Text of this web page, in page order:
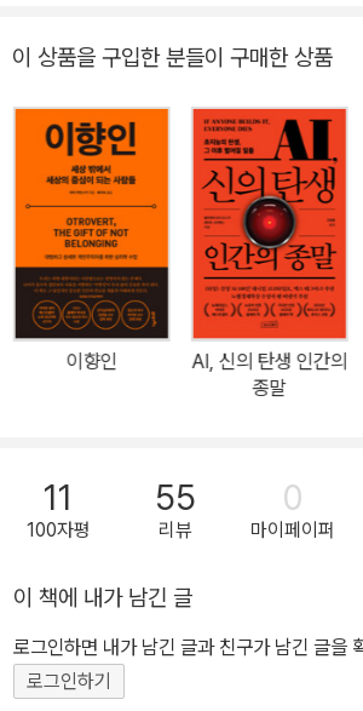
기가 일상의 모든 마찰을 제거해 주는 ‘완벽한
지만, 왜 세상은 점점 더 시끄럽고, 복잡하고, 혼란스
적 베스트셀러《경제학 콘서트》를 통해 인간
움직이는지를 밝혀낸 세계적 경제학자 팀 하포
문이다. 《인간을 인간답게 만드는 불완전함에
거대한 모순을 해결할 열쇠로, 우리가 그토록
한 인간성’을 소환한다. 매끈하게 설계된 시스
로 멈춰 서는 바로 그 순간, 알고리즘이 결코
의 즉흥성과 회복탄력성이 빛을 발하기 때문이다. “이 세상을
건 언제나 모호하고 불완전한 존재들이었다” 낡고 망가진 피아노를
한 재능이었던 ‘정리’에 그토록 집착했던 벤
DHD 성향을 창조의 영감으로 승화시킨 레전
이언 이노, 당대의 천재들 사이에서 가장 빛나
술, 우리 사회의 전 분야를 넘나들며, 결코 하
의 불완전한 본성에 대해 탐구한다. 효율과 최
두에게 완벽함을 요구하는 시대이지만, 삶을
이 상품을 구입한 분들이 구매한 상품
이향인
AI, 신의 탄생 인간의
종말
11
100자평
55
리뷰
0
마이페이퍼
이 책에 내가 남긴 글
로그인하면 내가 남긴 글과 친구가 남긴 글을
로그인하기